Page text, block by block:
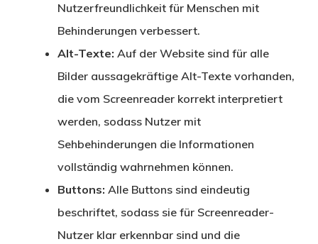
Nutzerfreundlichkeit für Menschen mit
Behinderungen verbessert.
Alt-Texte: Auf der Website sind für alle
Bilder aussagekräftige Alt-Texte vorhanden,
die vom Screenreader korrekt interpretiert
werden, sodass Nutzer mit
Sehbehinderungen die Informationen
vollständig wahrnehmen können.
Buttons: Alle Buttons sind eindeutig
beschriftet, sodass sie für Screenreader-
Nutzer klar erkennbar sind und die